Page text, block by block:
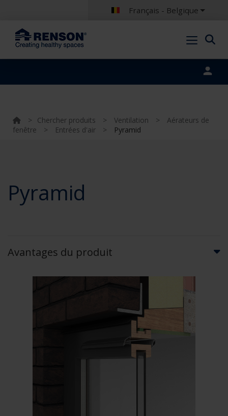
Français - Belgique
> Chercher produits > Ventilation >
Aérateurs de
fenêtre
> Entrées d'air > Pyramid
Pyramid
Avantages du produit